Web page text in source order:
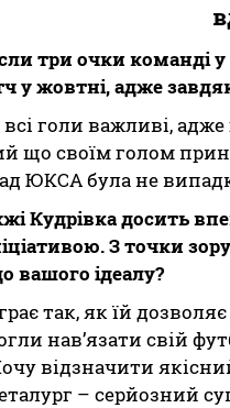
три очки команді у
у жовтні, адже
голи важливі,
що своїм голом
ЮКСА була не
Кудрівка досить
З точки
вашого ідеалу?
так, як їй
нав’язати свій
відзначити
– серйозний